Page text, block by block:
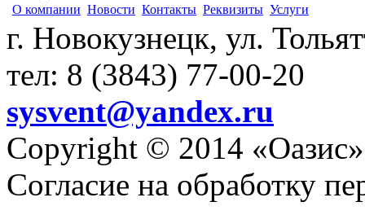
О компании Новости Контакты Реквизиты Услуги
г. Новокузнецк, ул.
тел: 8 (3843) 77-00-20
sysvent@yandex.ru
Copyright © 2014 «Оазис»
Согласие на обработку